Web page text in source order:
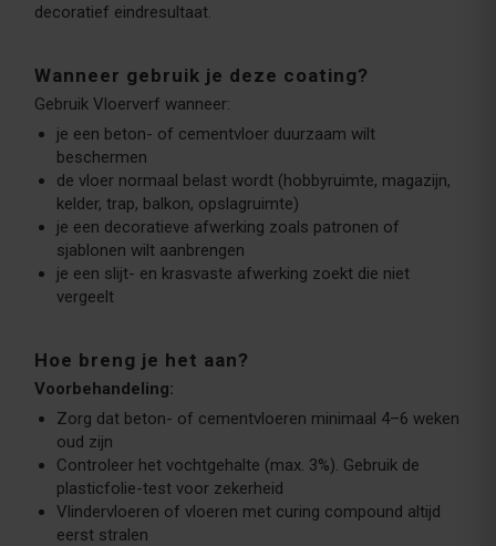
decoratief eindresultaat.
Wanneer gebruik je deze coating?
Gebruik Vloerverf wanneer:
je een beton- of cementvloer duurzaam wilt
beschermen
de vloer normaal belast wordt (hobbyruimte, magazijn,
kelder, trap, balkon, opslagruimte)
je een decoratieve afwerking zoals patronen of
sjablonen wilt aanbrengen
je een slijt- en krasvaste afwerking zoekt die niet
vergeelt
Hoe breng je het aan?
Voorbehandeling:
Zorg dat beton- of cementvloeren minimaal 4–6 weken
oud zijn
Controleer het vochtgehalte (max. 3%). Gebruik de
plasticfolie-test voor zekerheid
Vlindervloeren of vloeren met curing compound altijd
eerst stralen